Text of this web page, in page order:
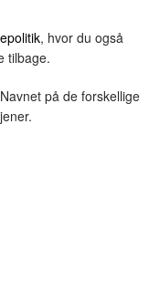
, hvor du også
tilbage.
på de forskellige
DKK)